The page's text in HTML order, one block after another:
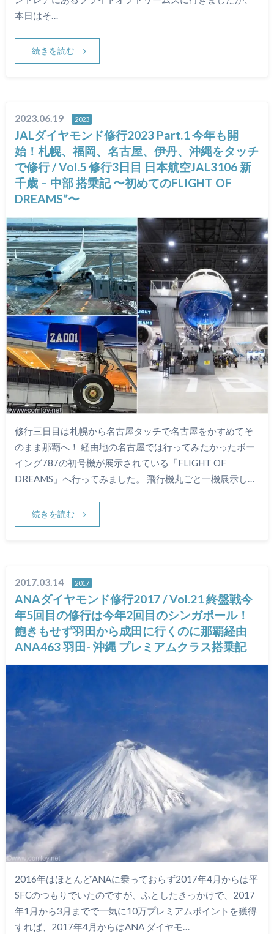
本日はそ…
続きを読む
2023.06.19 2023
JALダイヤモンド修行2023 Part.1 今年も開
始！札幌、福岡、名古屋、伊丹、沖縄をタッチ
で修行 / Vol.5 修行3日目 日本航空JAL3106 新
千歳 – 中部 搭乗記 〜初めてのFLIGHT OF
DREAMS”〜
修行三日目は札幌から名古屋タッチで名古屋をかすめてそ
のまま那覇へ！ 経由地の名古屋では行ってみたかったボー
イング787の初号機が展示されている「FLIGHT OF
DREAMS」へ行ってみました。 飛行機丸ごと一機展示し…
続きを読む
2017.03.14 2017
ANAダイヤモンド修行2017 / Vol.21 終盤戦今
年5回目の修行は今年2回目のシンガポール！
飽きもせず羽田から成田に行くのに那覇経由
ANA463 羽田- 沖縄 プレミアムクラス搭乗記
2016年はほとんどANAに乗っておらず2017年4月からは平
SFCのつもりでいたのですが、ふとしたきっかけで、2017
年1月から3月までで一気に10万プレミアムポイントを獲得
すれば、2017年4月からはANA ダイヤモ…